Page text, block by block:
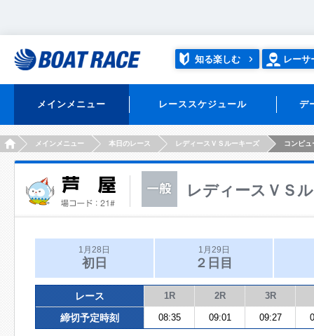
知る楽しむ レーサ
メインメニュー レーススケジュール デ
HOMEメインメニュー 本日のレース レディースＶＳルーキーズ コンピュ
レディースＶＳ
1月28日
初日
1月29日
２日目
レース 1R 2R 3R
締切予定時刻 08:35 09:01 09:27